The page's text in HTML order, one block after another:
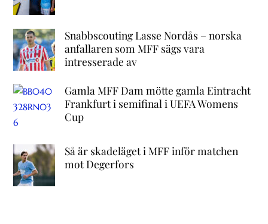
Snabbscouting Lasse Nordås – norska
anfallaren som MFF sägs vara
intresserade av
Gamla MFF Dam mötte gamla Eintracht
Frankfurt i semifinal i UEFA Womens
Cup
Så är skadeläget i MFF inför matchen
mot Degerfors